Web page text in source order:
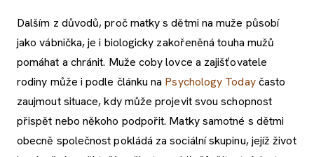
Dalším z důvodů, proč matky s dětmi na muže působí
jako vábnička, je i biologicky zakořeněná touha mužů
pomáhat a chránit. Muže coby lovce a zajišťovatele
rodiny může i podle článku na Psychology Todayčasto
zaujmout situace, kdy může projevit svou schopnost
přispět nebo někoho podpořit. Matky samotné s dětmi
obecně společnost pokládá za sociální skupinu, jejíž život